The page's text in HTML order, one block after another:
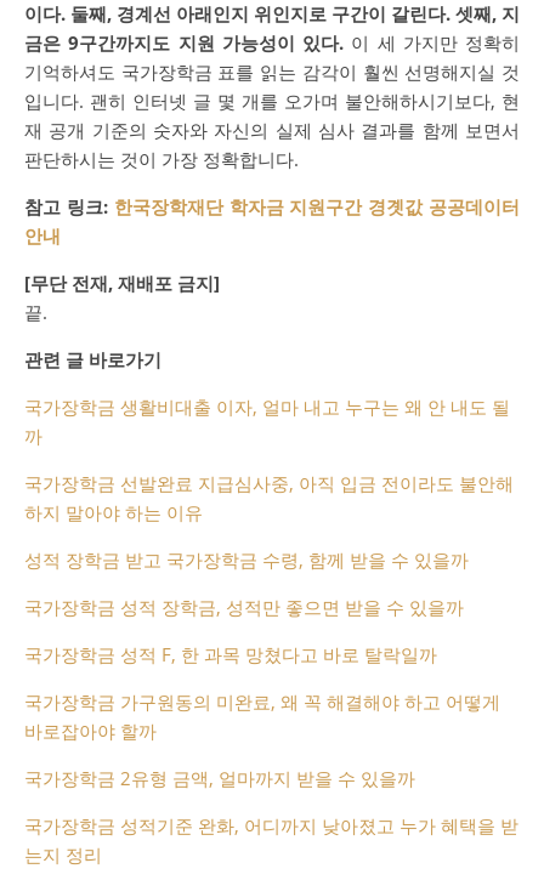
이다. 둘째, 경계선 아래인지 위인지로 구간이 갈린다. 셋째, 지
금은 9구간까지도 지원 가능성이 있다. 이 세 가지만 정확히
기억하셔도 국가장학금 표를 읽는 감각이 훨씬 선명해지실 것
입니다. 괜히 인터넷 글 몇 개를 오가며 불안해하시기보다, 현
재 공개 기준의 숫자와 자신의 실제 심사 결과를 함께 보면서
판단하시는 것이 가장 정확합니다.
참고 링크: 한국장학재단 학자금 지원구간 경곗값 공공데이터
안내
[무단 전재, 재배포 금지]
끝.
관련 글 바로가기
국가장학금 생활비대출 이자, 얼마 내고 누구는 왜 안 내도 될
까
국가장학금 선발완료 지급심사중, 아직 입금 전이라도 불안해
하지 말아야 하는 이유
성적 장학금 받고 국가장학금 수령, 함께 받을 수 있을까
국가장학금 성적 장학금, 성적만 좋으면 받을 수 있을까
국가장학금 성적 F, 한 과목 망쳤다고 바로 탈락일까
국가장학금 가구원동의 미완료, 왜 꼭 해결해야 하고 어떻게
바로잡아야 할까
국가장학금 2유형 금액, 얼마까지 받을 수 있을까
국가장학금 성적기준 완화, 어디까지 낮아졌고 누가 혜택을 받
는지 정리